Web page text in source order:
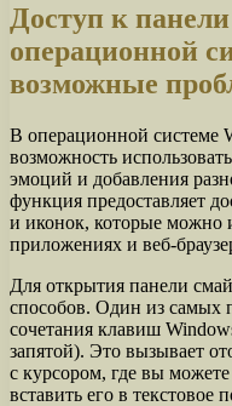
Доступ к
операционной
возможные
В операционной системе
возможность
эмоций и добавления
функция предоставляет
и иконок, которые можно
приложениях и веб-
Для открытия панели
способов. Один из самых
сочетания клавиш
запятой). Это вызывает
с курсором, где вы
вставить его в текстовое